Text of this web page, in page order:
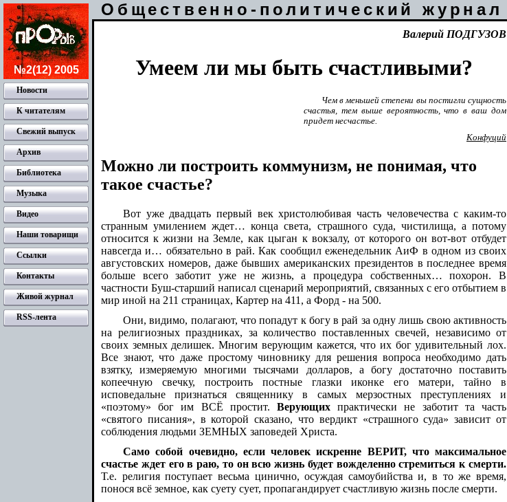
Общественно-политический журнал
Валерий ПОДГУЗОВ
Умеем ли мы быть счастливыми?
Чем в меньшей степени вы постигли сущность
счастья, тем выше вероятность, что в ваш дом
придет несчастье.
Конфуций
Можно ли построить коммунизм, не понимая, что
такое счастье?
Вот уже двадцать первый век христолюбивая часть человечества с каким-то
странным умилением ждет… конца света, страшного суда, чистилища, а потому
относится к жизни на Земле, как цыган к вокзалу, от которого он вот-вот отбудет
навсегда и… обязательно в рай. Как сообщил еженедельник АиФ в одном из своих
августовских номеров, даже бывших американских президентов в последнее время
больше всего заботит уже не жизнь, а процедура собственных… похорон. В
частности Буш-старший написал сценарий мероприятий, связанных с его отбытием в
мир иной на 211 страницах, Картер на 411, а Форд - на 500.
Они, видимо, полагают, что попадут к богу в рай за одну лишь свою активность
на религиозных праздниках, за количество поставленных свечей, независимо от
своих земных делишек. Многим верующим кажется, что их бог удивительный лох.
Все знают, что даже простому чиновнику для решения вопроса необходимо дать
взятку, измеряемую многими тысячами долларов, а богу достаточно поставить
копеечную свечку, построить постные глазки иконке его матери, тайно в
исповедальне признаться священнику в самых мерзостных преступлениях и
«поэтому» бог им ВСЁ простит. Верующих практически не заботит та часть
«святого писания», в которой сказано, что вердикт «страшного суда» зависит от
соблюдения людьми ЗЕМНЫХ заповедей Христа.
Само собой очевидно, если человек искренне ВЕРИТ, что максимальное
счастье ждет его в раю, то он всю жизнь будет вожделенно стремиться к смерти.
Т.е. религия поступает весьма цинично, осуждая самоубийства и, в то же время,
понося всё земное, как суету сует, пропагандирует счастливую жизнь после смерти.
№2(12) 2005
Новости
К читателям
Свежий выпуск
Архив
Библиотека
Музыка
Видео
Наши товарищи
Ссылки
Контакты
Живой журнал
RSS-лента